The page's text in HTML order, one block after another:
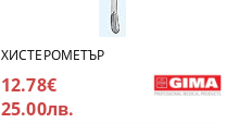
ХИСТЕРОМЕТЪР
12.78€
25.00лв.